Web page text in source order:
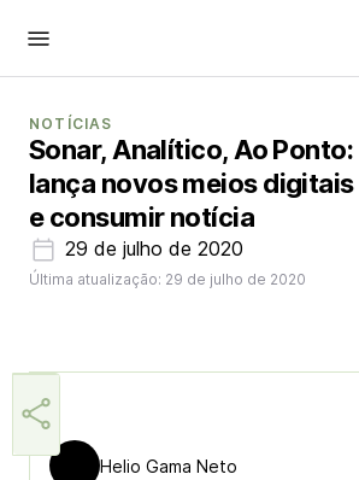
NOTÍCIAS
Sonar, Analítico, Ao Ponto:
lança novos meios
e consumir notícia
29 de julho de 2020
Última atualização: 29 de julho de 2020
Helio Gama Neto